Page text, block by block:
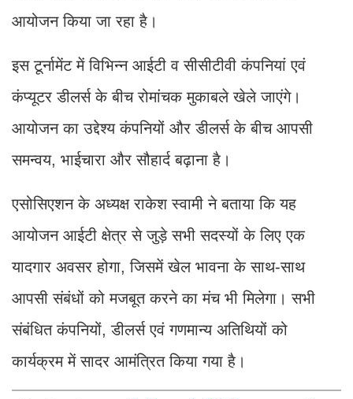
आयोजन किया जा रहा है।
इस टूर्नामेंट में विभिन्न आईटी व सीसीटीवी कंपनियां एवं
कंप्यूटर डीलर्स के बीच रोमांचक मुकाबले खेले जाएंगे।
आयोजन का उद्देश्य कंपनियों और डीलर्स के बीच आपसी
समन्वय, भाईचारा और सौहार्द बढ़ाना है।
एसोसिएशन के अध्यक्ष राकेश स्वामी ने बताया कि यह
आयोजन आईटी क्षेत्र से जुड़े सभी सदस्यों के लिए एक
यादगार अवसर होगा, जिसमें खेल भावना के साथ-साथ
आपसी संबंधों को मजबूत करने का मंच भी मिलेगा। सभी
संबंधित कंपनियों, डीलर्स एवं गणमान्य अतिथियों को
कार्यक्रम में सादर आमंत्रित किया गया है।